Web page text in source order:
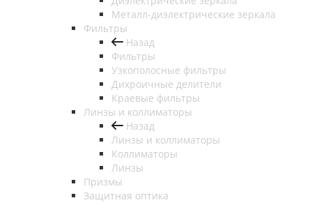
Металл-диэлектрические зеркала
Фильтры
Назад
Фильтры
Узкополосные фильтры
Дихроичные делители
Краевые фильтры
Линзы и коллиматоры
Назад
Линзы и коллиматоры
Коллиматоры
Линзы
Призмы
Защитная оптика